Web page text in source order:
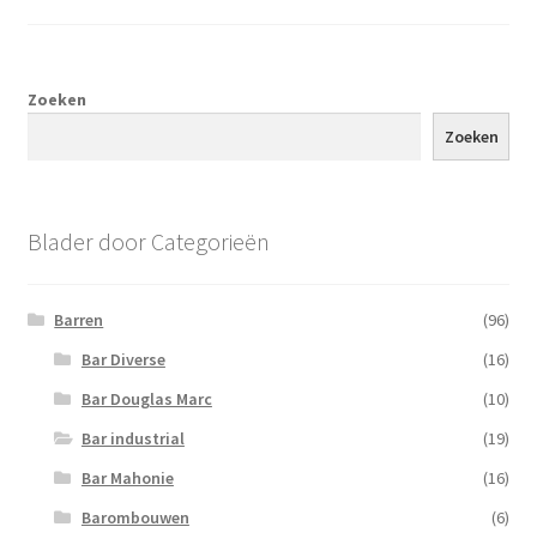
Zoeken
Zoeken
Blader door Categorieën
Barren
(96)
Bar Diverse
(16)
Bar Douglas Marc
(10)
Bar industrial
(19)
Bar Mahonie
(16)
Barombouwen
(6)